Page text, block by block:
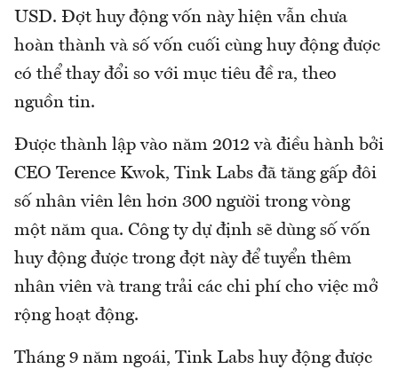
USD. Đợt huy động vốn này hiện vẫn chưa
hoàn thành và số vốn cuối cùng huy động được
có thể thay đổi so với mục tiêu đề ra, theo
nguồn tin.
Được thành lập vào năm 2012 và điều hành bởi
CEO Terence Kwok, Tink Labs đã tăng gấp đôi
số nhân viên lên hơn 300 người trong vòng
một năm qua. Công ty dự định sẽ dùng số vốn
huy động được trong đợt này để tuyển thêm
nhân viên và trang trải các chi phí cho việc mở
rộng hoạt động.
Tháng 9 năm ngoái, Tink Labs huy động được